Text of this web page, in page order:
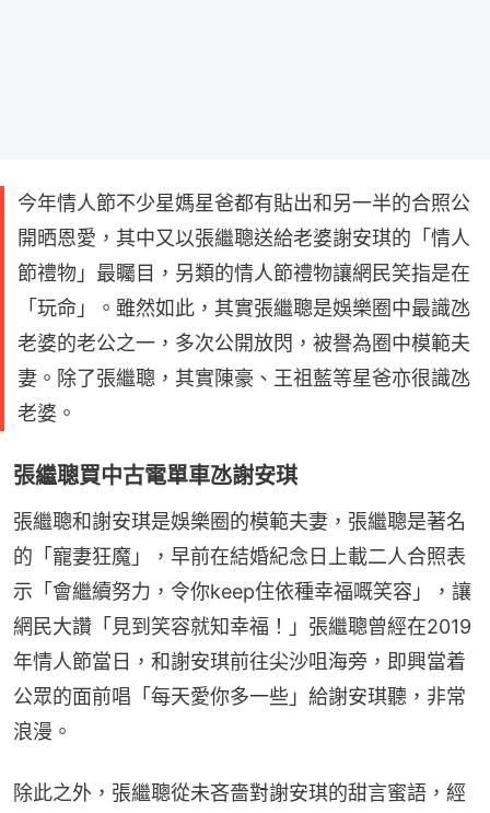
今年情人節不少星媽星爸都有貼出和另一半的合照公
開晒恩愛，其中又以張繼聰送給老婆謝安琪的「情人
節禮物」最矚目，另類的情人節禮物讓網民笑指是在
「玩命」。雖然如此，其實張繼聰是娛樂圈中最識氹
老婆的老公之一，多次公開放閃，被譽為圈中模範夫
妻。除了張繼聰，其實陳豪、王祖藍等星爸亦很識氹
老婆。
張繼聰買中古電單車氹謝安琪
張繼聰和謝安琪是娛樂圈的模範夫妻，張繼聰是著名
的「寵妻狂魔」，早前在結婚紀念日上載二人合照表
示「會繼續努力，令你keep住依種幸福嘅笑容」，讓
網民大讚「見到笑容就知幸福！」張繼聰曾經在2019
年情人節當日，和謝安琪前往尖沙咀海旁，即興當着
公眾的面前唱「每天愛你多一些」給謝安琪聽，非常
浪漫。
除此之外，張繼聰從未吝嗇對謝安琪的甜言蜜語，經